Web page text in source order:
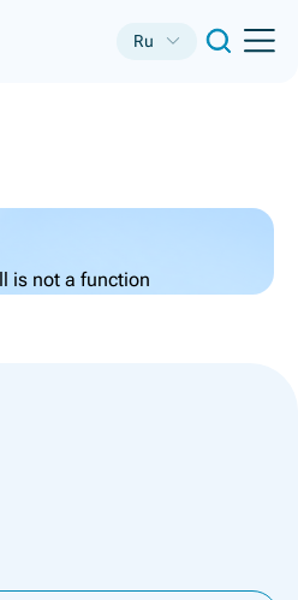
Ru
is not a function